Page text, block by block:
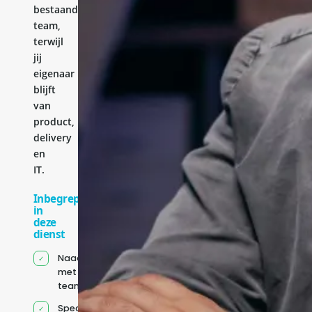
bestaande
team,
terwijl
jij
eigenaar
blijft
van
product,
delivery
en
IT.
Inbegrepen
in
deze
dienst
Naadloze integratie
met jouw bestaande
team
Specifiek voor jou